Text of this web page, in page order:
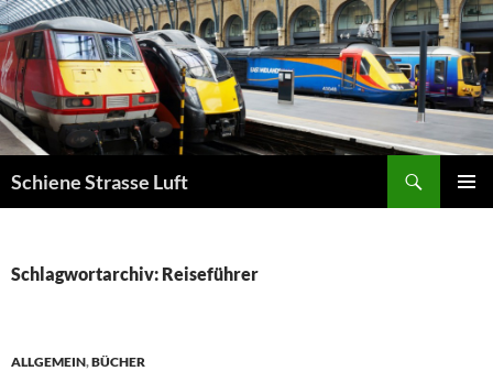
Zum
Inhalt
springen
Schiene Strasse Luft
Schlagwortarchiv: Reiseführer
ALLGEMEIN,BÜCHER